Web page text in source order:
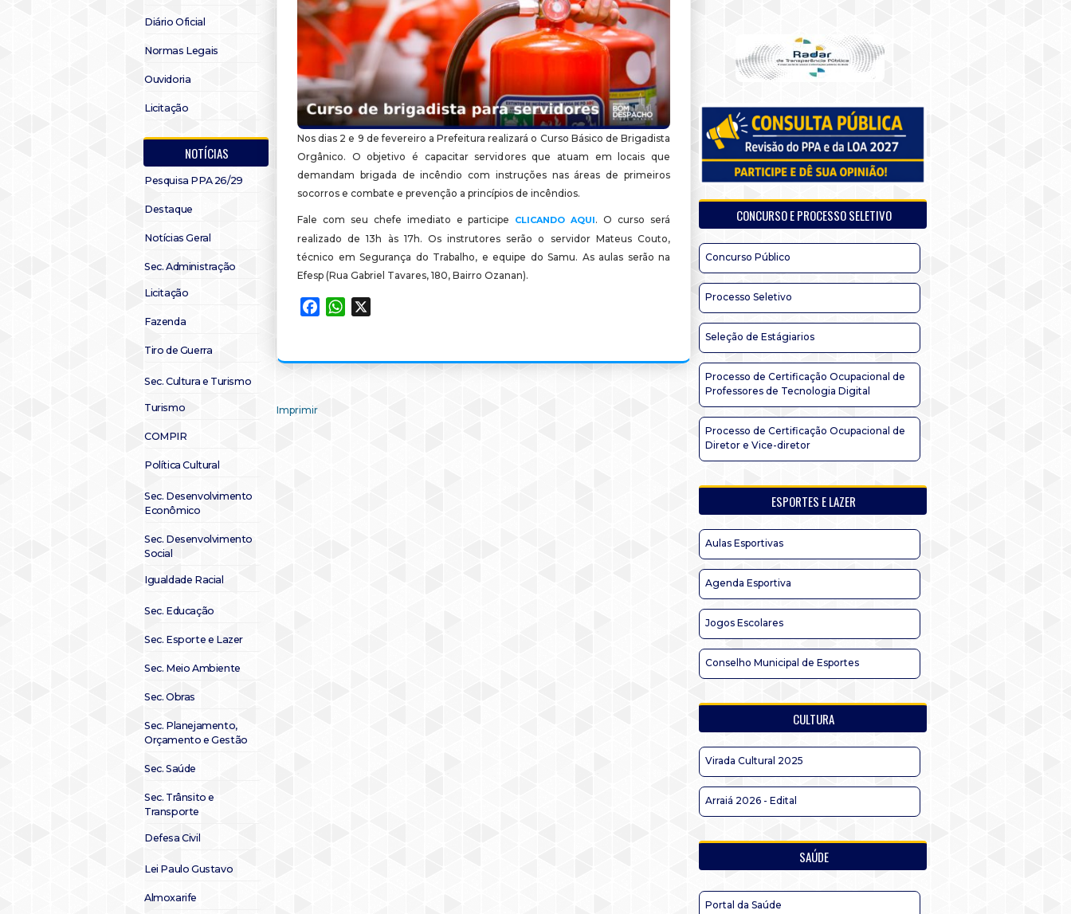
Diário Oficial
Normas Legais
Ouvidoria
Licitação
NOTÍCIAS
Pesquisa PPA 26/29
Destaque
Notícias Geral
Sec. Administração
Licitação
Fazenda
Tiro de Guerra
Sec. Cultura e Turismo
Turismo
COMPIR
Política Cultural
Sec. Desenvolvimento
Econômico
Sec. Desenvolvimento
Social
Igualdade Racial
Sec. Educação
Sec. Esporte e Lazer
Sec. Meio Ambiente
Sec. Obras
Sec. Planejamento,
Orçamento e Gestão
Sec. Saúde
Sec. Trânsito e
Transporte
Defesa Civil
Lei Paulo Gustavo
Almoxarife
Nos dias 2 e 9 de fevereiro a Prefeitura realizará o Curso Básico de Brigadista
Orgânico. O objetivo é capacitar servidores que atuam em locais que
demandam brigada de incêndio com instruções nas áreas de primeiros
socorros e combate e prevenção a princípios de incêndios.
Fale com seu chefe imediato e participe CLICANDO AQUI. O curso será
realizado de 13h às 17h. Os instrutores serão o servidor Mateus Couto,
técnico em Segurança do Trabalho, e equipe do Samu. As aulas serão na
Efesp (Rua Gabriel Tavares, 180, Bairro Ozanan).
FacebookWhatsApp
Imprimir
CONCURSO E PROCESSO SELETIVO
Concurso Público
Processo Seletivo
Seleção de Estágiarios
Processo de Certificação Ocupacional de
Professores de Tecnologia Digital
Processo de Certificação Ocupacional de
Diretor e Vice-diretor
ESPORTES E LAZER
Aulas Esportivas
Agenda Esportiva
Jogos Escolares
Conselho Municipal de Esportes
CULTURA
Virada Cultural 2025
Arraiá 2026 - Edital
SAÚDE
Portal da Saúde